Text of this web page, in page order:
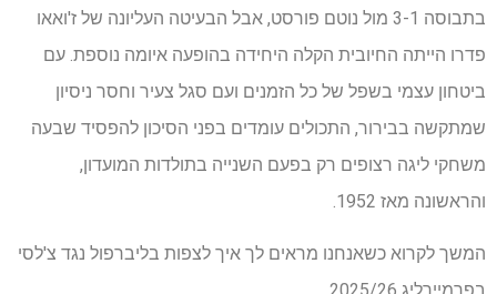
בתבוסה 3-1 מול נוטם פורסט, אבל הבעיטה העליונה של ז'ואאו
פדרו הייתה החיובית הקלה היחידה בהופעה איומה נוספת. עם
ביטחון עצמי בשפל של כל הזמנים ועם סגל צעיר וחסר ניסיון
שמתקשה בבירור, התכולים עומדים בפני הסיכון להפסיד שבעה
משחקי ליגה רצופים רק בפעם השנייה בתולדות המועדון,
והראשונה מאז 1952.
המשך לקרוא כשאנחנו מראים לך איך לצפות בליברפול נגד צ'לסי